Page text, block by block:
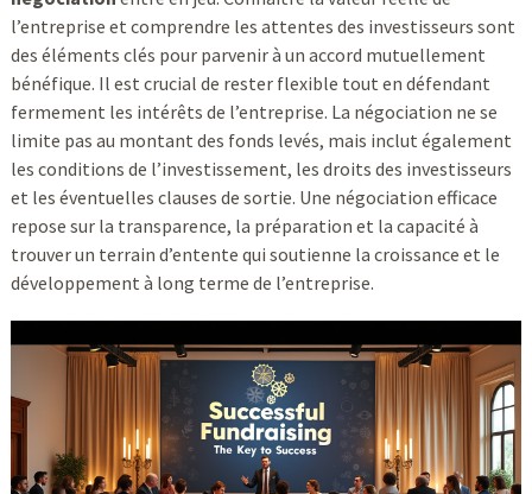
l’entreprise et comprendre les attentes des investisseurs sont
des éléments clés pour parvenir à un accord mutuellement
bénéfique. Il est crucial de rester flexible tout en défendant
fermement les intérêts de l’entreprise. La négociation ne se
limite pas au montant des fonds levés, mais inclut également
les conditions de l’investissement, les droits des investisseurs
et les éventuelles clauses de sortie. Une négociation efficace
repose sur la transparence, la préparation et la capacité à
trouver un terrain d’entente qui soutienne la croissance et le
développement à long terme de l’entreprise.